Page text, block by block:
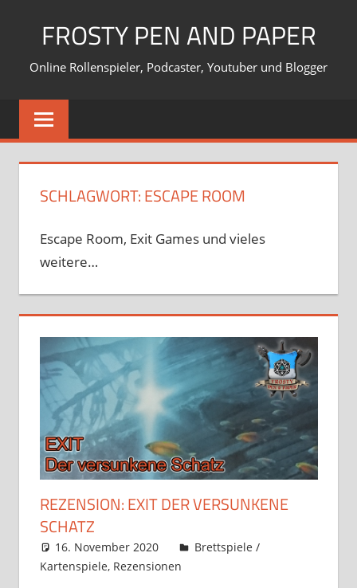
FROSTY PEN AND PAPER
Online Rollenspieler, Podcaster, Youtuber und Blogger
SCHLAGWORT:ESCAPE ROOM
Escape Room, Exit Games und vieles
weitere…
REZENSION: EXIT DER VERSUNKENE
SCHATZ
16. November 2020 Frosty
Brettspiele /
Kartenspiele, Rezensionen